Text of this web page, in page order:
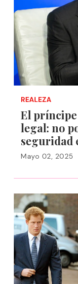
REALEZA
El
legal: no
seguridad
Mayo 02, 2025